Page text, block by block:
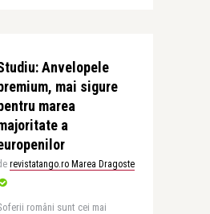
Anvelopele
mai sigure
marea
a
revistatango.ro Marea Dragoste
români sunt cei mai